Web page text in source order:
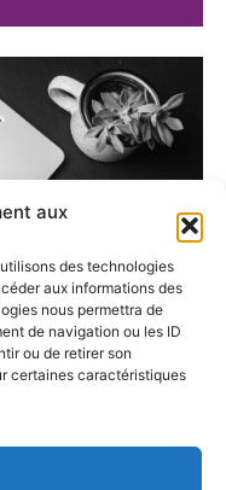
aux
des technologies
aux informations des
nous permettra de
de navigation ou les ID
ou de retirer son
certaines caractéristiques